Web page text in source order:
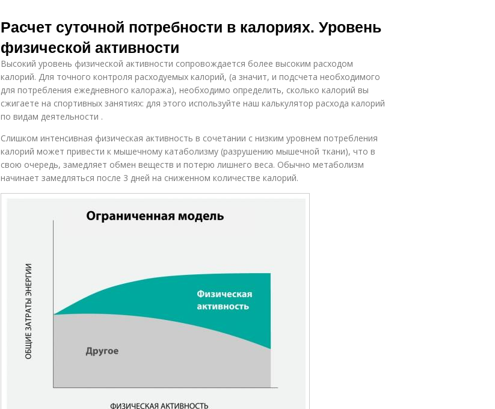
Расчет суточной потребности в калориях. Уровень
физической активности
Высокий уровень физической активности сопровождается более высоким расходом
калорий. Для точного контроля расходуемых калорий, (а значит, и подсчета необходимого
для потребления ежедневного калоража), необходимо определить, сколько калорий вы
сжигаете на спортивных занятиях: для этого используйте наш калькулятор расхода калорий
по видам деятельности .
Слишком интенсивная физическая активность в сочетании с низким уровнем потребления
калорий может привести к мышечному катаболизму (разрушению мышечной ткани), что в
свою очередь, замедляет обмен веществ и потерю лишнего веса. Обычно метаболизм
начинает замедляться после 3 дней на сниженном количестве калорий.